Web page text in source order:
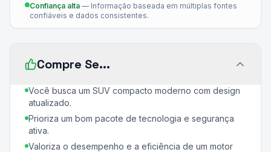
Confiança alta — Informação baseada em múltiplas fontes
confiáveis e dados consistentes.
Compre Se...
Você busca um SUV compacto moderno com design
atualizado.
Prioriza um bom pacote de tecnologia e segurança
ativa.
Valoriza o desempenho e a eficiência de um motor